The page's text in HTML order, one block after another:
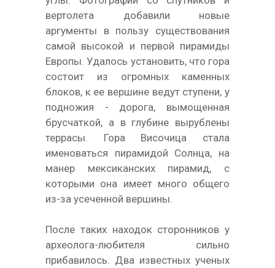
вертолета добавили новые
аргументы в пользу существования
самой высокой и первой пирамиды
Европы. Удалось установить, что гора
состоит из огромных каменных
блоков, к ее вершине ведут ступени, у
подножия - дорога, вымощенная
брусчаткой, а в глубине вырублены
террасы. Гора Височица стала
именоваться пирамидой Солнца, на
манер мексиканских пирамид, с
которыми она имеет много общего
из-за усеченной вершины.
После таких находок сторонников у
археолога-любителя сильно
прибавилось. Два известных ученых